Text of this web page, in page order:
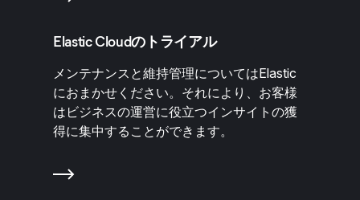
Elastic Cloudのトライアル
メンテナンスと維持管理についてはElastic
におまかせください。それにより、お客様
はビジネスの運営に役立つインサイトの獲
得に集中することができます。